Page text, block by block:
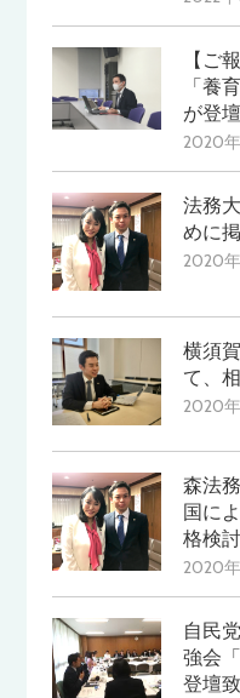
【ご
「養
が登
2020
法務
めに
2020
横須
て、
2020
森法
国に
格検
2020
自民
強会
登壇